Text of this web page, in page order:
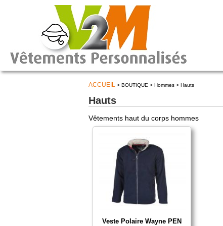
ACCUEIL > BOUTIQUE > Hommes > Hauts
Hauts
Vêtements haut du corps hommes
Veste Polaire Wayne PEN